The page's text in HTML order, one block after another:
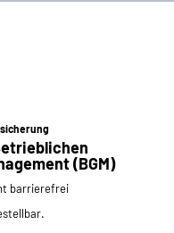
(BGM)
barrierefrei